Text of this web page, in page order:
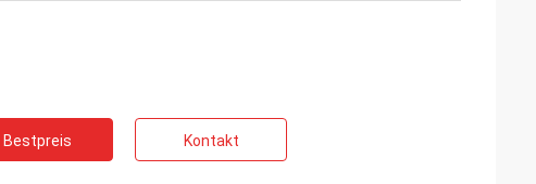
Bestpreis Kontakt